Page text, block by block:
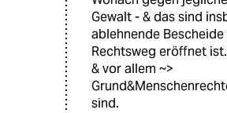
Gewalt - & das sind
ablehnende
Rechtsweg eröffnet ist.
& vor allem ~>
sind.